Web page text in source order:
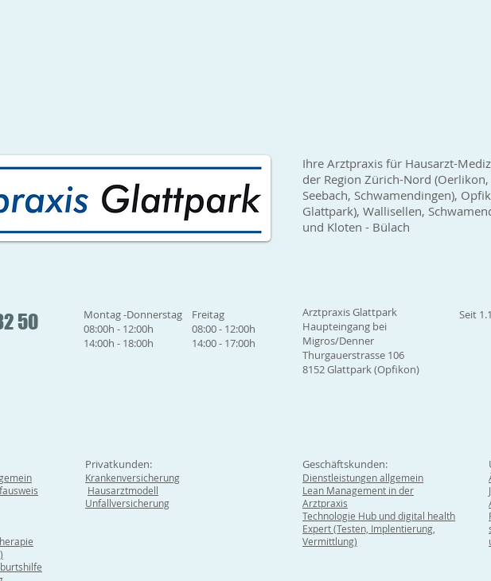
Ihre Arztpraxis für Hausarzt-
der Region Zürich-Nord
Seebach, Schwamendingen),
Glattpark), Wallisellen,
und Kloten - Bülach
50
Montag -Donnerstag
08:00h - 12:00h
14:00h - 18:00h
Freitag
08:00 - 12:00h
14:00 - 17:00h
Arztpraxis Glattpark
Haupteingang bei
Migros/Denner
Thurgauerstrasse 106
8152 Glattpark (Opfikon)
Seit
Privatkunden:
Krankenversicherung
Hausarztmodell
Unfallversicherung
Geschäftskunden:
Dienstleistungen allgemein
Lean Management in der
Arztpraxis
Technologie Hub und digital health
Expert (Testen, Implentierung,
Vermittlung)